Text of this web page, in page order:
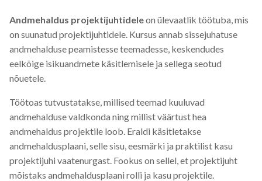
s
t
t
e
2024
2023
2022
2021
2020
2019
Alignment
Andmehaldus
Andmehaldusplaan
Avatud juurdepääs
Awards
Best practices
Instructors
Training materials
The FAIR Principles
Sensitive data
Andmehaldus projektijuhtideleon ülevaatlik töötuba, mis
on suunatud projektijuhtidele. Kursus annab sissejuhatuse
andmehalduse peamistesse teemadesse, keskendudes
eelkõige isikuandmete käsitlemisele ja sellega seotud
nõuetele.
Töötoas tutvustatakse, millised teemad kuuluvad
andmehalduse valdkonda ning millist väärtust hea
andmehaldus projektile loob. Eraldi käsitletakse
andmehaldusplaani, selle sisu, eesmärki ja praktilist kasu
projektijuhi vaatenurgast. Fookus on sellel, et projektijuht
mõistaks andmehaldusplaani rolli ja kasu projektile.